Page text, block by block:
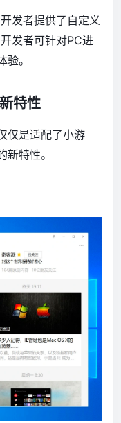
发者提供了自定义
发者可针对PC进
。
特性
仅是适配了小游
特性。